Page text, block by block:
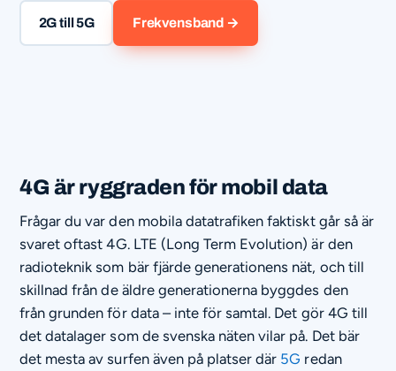
2G till 5G Frekvensband →
4G är ryggraden för mobil data
Frågar du var den mobila datatrafiken faktiskt går så är
svaret oftast 4G. LTE (Long Term Evolution) är den
radioteknik som bär fjärde generationens nät, och till
skillnad från de äldre generationerna byggdes den
från grunden för data – inte för samtal. Det gör 4G till
det datalager som de svenska näten vilar på. Det bär
det mesta av surfen även på platser där 5G redan